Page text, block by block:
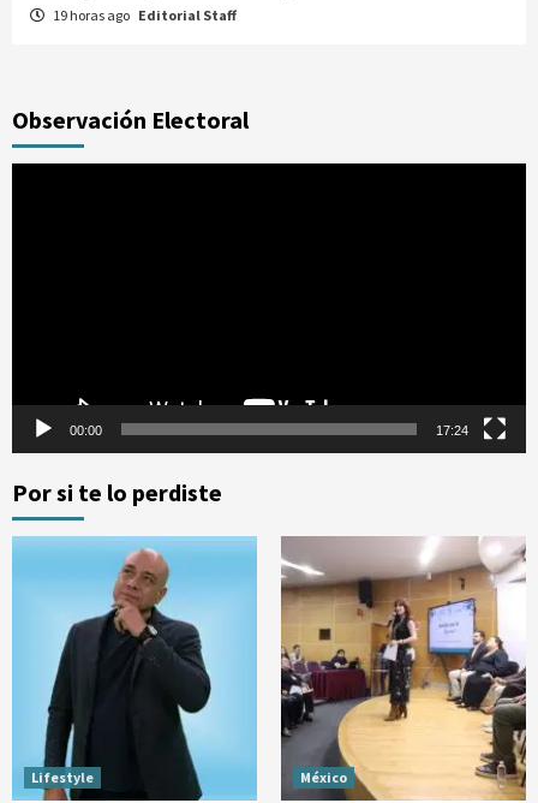
19 horas ago Editorial Staff
Observación Electoral
00:00 17:24
Por si te lo perdiste
Lifestyle México